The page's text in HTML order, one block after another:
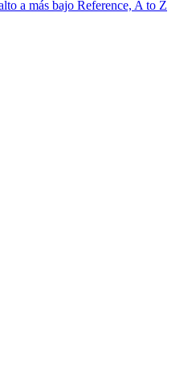
a más bajo Reference, A to Z